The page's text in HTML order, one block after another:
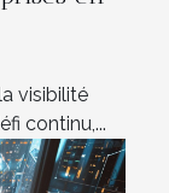
visibilité
continu,...